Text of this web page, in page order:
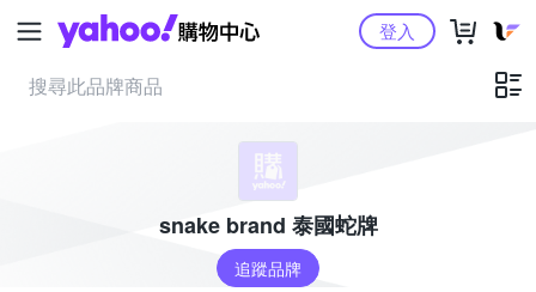
Yahoo購物中心登入
snake brand 泰國蛇牌
追蹤品牌